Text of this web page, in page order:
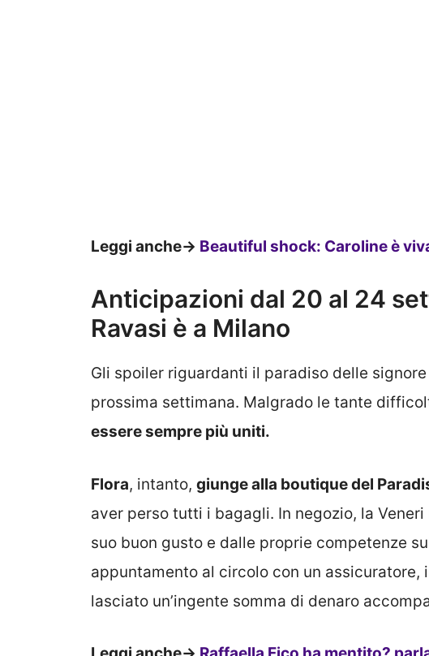
Leggi anche-> Beautiful shock: Caroline è
Anticipazioni dal 20 al 24
Ravasi è a Milano
Gli spoiler riguardanti il paradiso delle
prossima settimana. Malgrado le tante
essere sempre più uniti.
Flora, intanto, giunge alla boutique del
aver perso tutti i bagagli. In negozio, la
suo buon gusto e dalle proprie competenze
appuntamento al circolo con un assicuratore,
lasciato un’ingente somma di denaro